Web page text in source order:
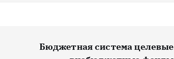
Бюджетная система целевые